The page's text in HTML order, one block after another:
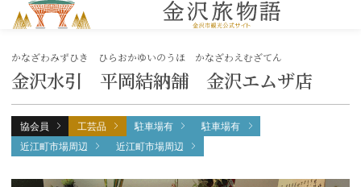
金沢水引 平岡結納舗 金沢エムザ店
かなざわみずひき ひらおかゆいのうほ かなざわえむざてん
協会員 工芸品 駐車場有
駐車場有
近江町市場周辺
近江町市場周辺